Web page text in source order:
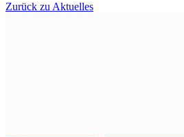
Zurück zu Aktuelles